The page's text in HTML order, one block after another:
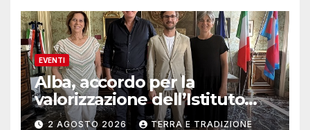
EVENTI
Alba, accordo per la
valorizzazione dell’Istituto
musicale Rocca
2 AGOSTO 2026 TERRA E TRADIZIONE